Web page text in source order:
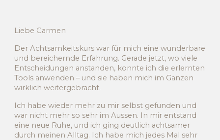
Liebe Carmen
Der Achtsamkeitskurs war für mich eine wunderbare
und bereichernde Erfahrung. Gerade jetzt, wo viele
Entscheidungen anstanden, konnte ich die erlernten
Tools anwenden – und sie haben mich im Ganzen
wirklich weitergebracht.
Ich habe wieder mehr zu mir selbst gefunden und
war nicht mehr so sehr im Aussen. In mir entstand
eine neue Ruhe, und ich ging deutlich achtsamer
durch meinen Alltag. Ich habe mich jedes Mal sehr